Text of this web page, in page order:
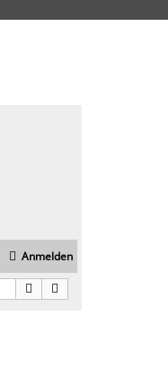
Anmelden